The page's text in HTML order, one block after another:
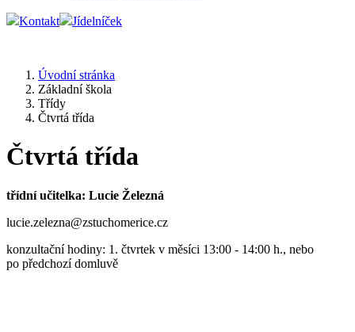
Kontakt Jídelníček
Úvodní stránka
Základní škola
Třídy
Čtvrtá třída
Čtvrtá třída
třídní učitelka: Lucie Železná
lucie.zelezna@zstuchomerice.cz
konzultační hodiny: 1. čtvrtek v měsíci 13:00 - 14:00 h., nebo
po předchozí domluvě